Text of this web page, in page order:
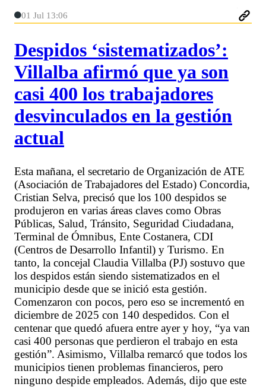
01 Jul 13:06
Despidos ‘sistematizados’:
Villalba afirmó que ya son
casi 400 los trabajadores
desvinculados en la gestión
actual
Esta mañana, el secretario de Organización de ATE
(Asociación de Trabajadores del Estado) Concordia,
Cristian Selva, precisó que los 100 despidos se
produjeron en varias áreas claves como Obras
Públicas, Salud, Tránsito, Seguridad Ciudadana,
Terminal de Ómnibus, Ente Costanera, CDI
(Centros de Desarrollo Infantil) y Turismo. En
tanto, la concejal Claudia Villalba (PJ) sostuvo que
los despidos están siendo sistematizados en el
municipio desde que se inició esta gestión.
Comenzaron con pocos, pero eso se incrementó en
diciembre de 2025 con 140 despedidos. Con el
centenar que quedó afuera entre ayer y hoy, “ya van
casi 400 personas que perdieron el trabajo en esta
gestión”. Asimismo, Villalba remarcó que todos los
municipios tienen problemas financieros, pero
ninguno despide empleados. Además, dijo que este